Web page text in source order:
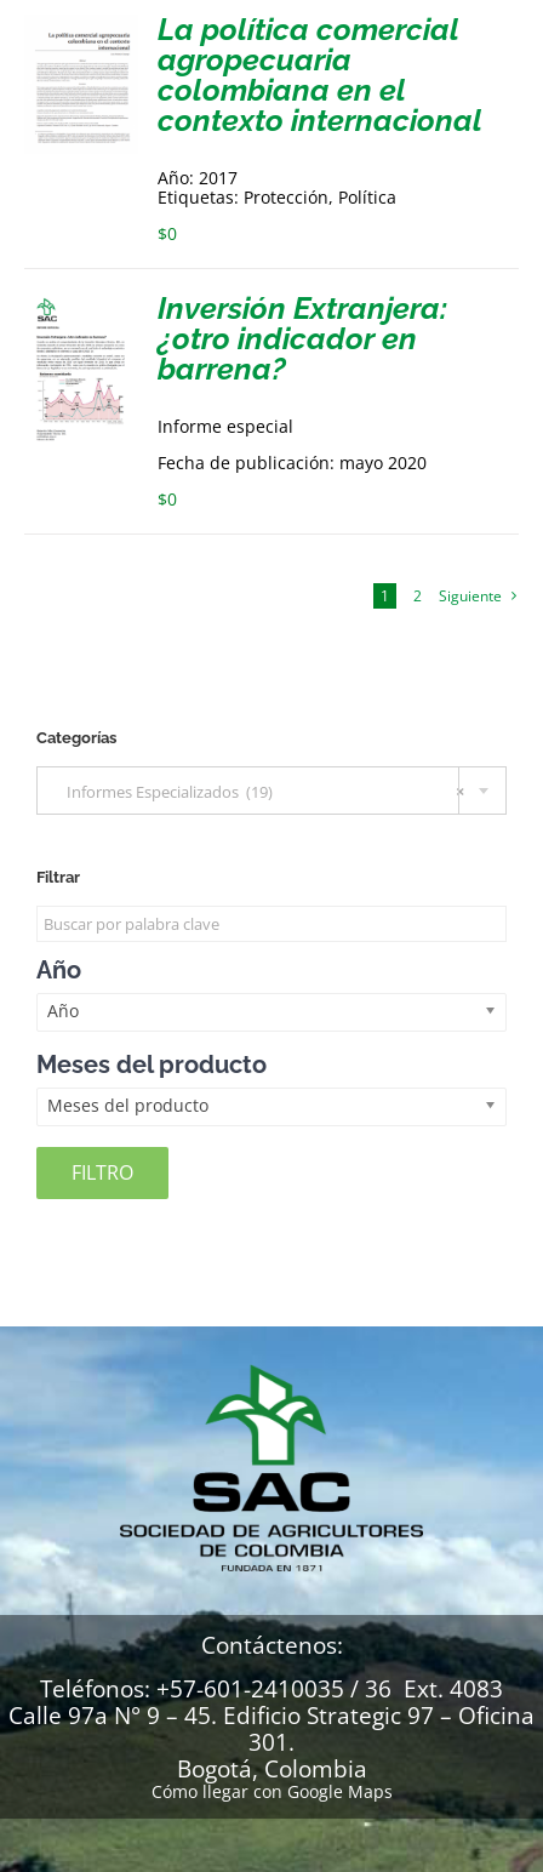
La política comercial
agropecuaria
colombiana en el
contexto internacional
Año: 2017
Etiquetas: Protección, Política
$0
Inversión Extranjera:
¿otro indicador en
barrena?
Informe especial
Fecha de publicación: mayo 2020
$0
1 2 Siguiente
Categorías
×
Informes Especializados (19)
Filtrar
Año
Año
Meses del producto
Meses del producto
FILTRO
Contáctenos:
Teléfonos: +57-601-2410035 / 36 Ext. 4083
Calle 97a N° 9 – 45. Edificio Strategic 97 – Oficina
301.
Bogotá, Colombia
Cómo llegar con Google Maps